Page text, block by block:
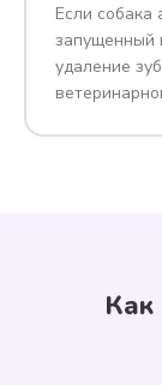
Если собака
запущенный
удаление
Как